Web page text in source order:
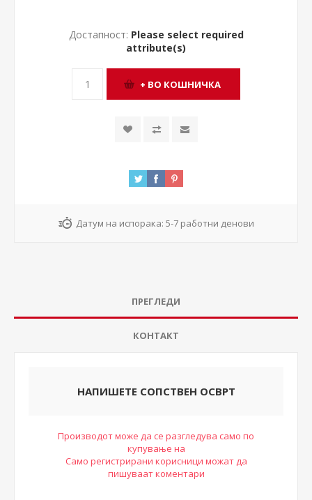
Достапност: Please select required
attribute(s)
Датум на испорака: 5-7 работни денови
ПРЕГЛЕДИ
КОНТАКТ
НАПИШЕТЕ СОПСТВЕН ОСВРТ
Производот може да се разгледува само по
купување на
Само регистрирани корисници можат да
пишуваат коментари